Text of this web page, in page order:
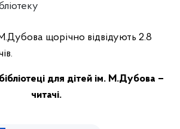
М.Дубова щорічно відвідують 2.8
для дітей ім. М.Дубова –
читачі.